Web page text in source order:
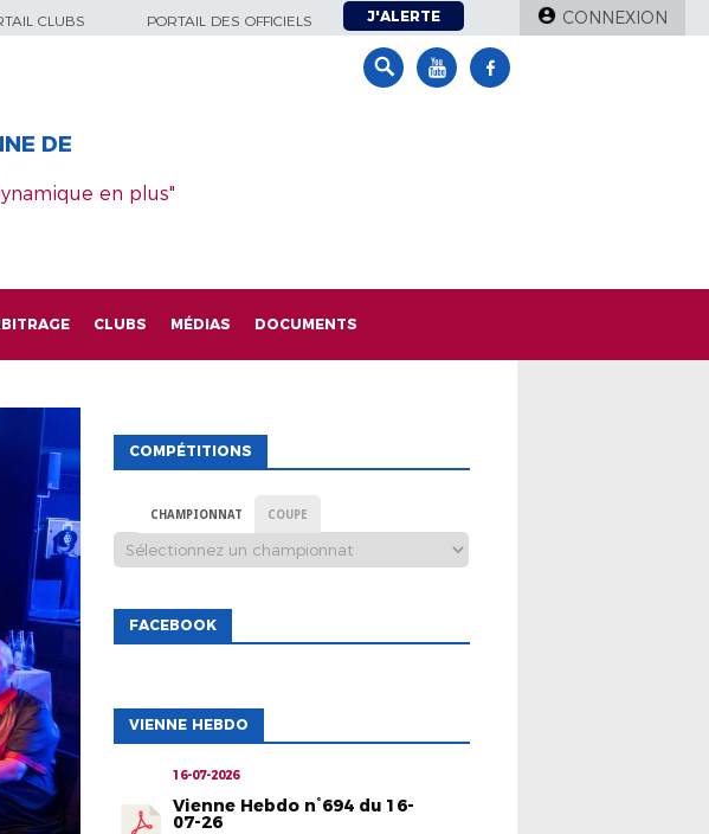
CLUBS PORTAIL DES OFFICIELS J'ALERTE CONNEXION
DE
en plus"
CLUBS MÉDIAS DOCUMENTS
COMPÉTITIONS
CHAMPIONNAT COUPE
FACEBOOK
VIENNE HEBDO
16-07-2026
Vienne Hebdo n°694 du 16-
07-26